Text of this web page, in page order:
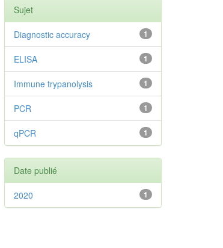
Sujet
1
Diagnostic accuracy
1
ELISA
1
Immune trypanolysis
1
PCR
1
qPCR
Date publié
1
2020